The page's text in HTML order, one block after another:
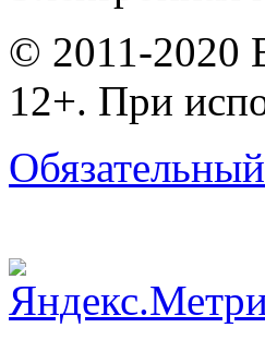
© 2011-2020
12+. При